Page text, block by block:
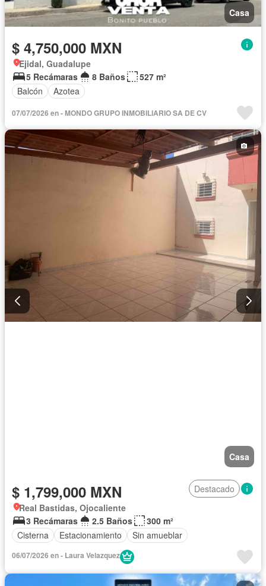
Casa
$ 4,750,000 MXN
Ejidal, Guadalupe
5 Recámaras
8 Baños
527 m²
Balcón
Azotea
07/07/2026 en - MONDO GRUPO INMOBILIARIO SA DE CV
Casa
$ 1,799,000 MXN
Destacado
Real Bastidas, Ojocaliente
3 Recámaras
2.5 Baños
300 m²
Cisterna
Estacionamiento Sin amueblar
06/07/2026 en - Laura Velazquez